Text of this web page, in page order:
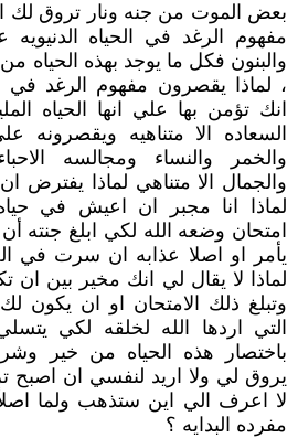
بعض الموت من جنه ونار تروق لك
مفهوم الرغد في الحياه الدنيويه
والبنون فكل ما يوجد بهذه الحياه
، لماذا يقصرون مفهوم الرغد في
انك تؤمن بها علي انها الحياه
السعاده الا متناهيه ويقصرونه
والخمر والنساء ومجالسه
والجمال الا متناهي لماذا
لماذا انا مجبر ان اعيش في
امتحان وضعه الله لكي ابلغ جنته
يأمر او اصلا عذابه ان سرت في
لماذا لا يقال لي انك مخير بين ان
وتبلغ ذلك الامتحان او ان يكون
التي اردها الله لخلقه لكي
باختصار هذه الحياه من خير
يروق لي ولا اريد لنفسي ان اصبح
لا اعرف الي اين ستذهب ولما
مفرده البدايه ؟